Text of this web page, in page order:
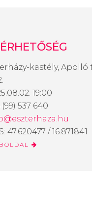
kastély, Apolló
19:00
(99) 537 640
47.620477 / 16.871841